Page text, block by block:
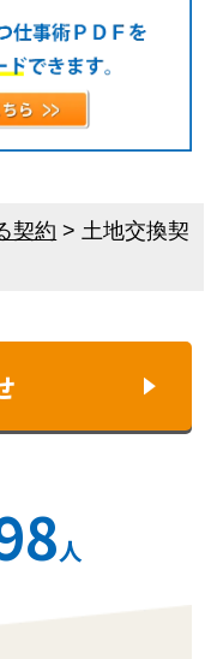
契約 >土地交換契
人